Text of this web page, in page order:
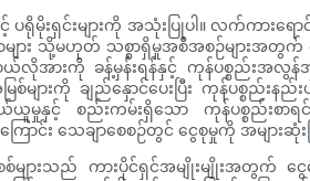
ပရိုမိုးရှင်းများကို အသုံးပြုပါ။ လက်ကားရ
း သို့မဟုတ် သစ္စာရှိမှုအစီအစဉ်များအတွက် စ
လိုအားကို ခန့်မှန်းရန်နှင့် ကုန်ပစ္စည်းအလွ
များကို ချည်နှောင်ပေးပြီး ကုန်ပစ္စည်း
ယ်ယူမှုနှင့် စည်းကမ်းရှိသော ကုန်ပစ္စည်းစာရ
င်း သေချာစေစဉ်တွင် ငွေစုမှုကို အများဆုံး
များသည် ကားပိုင်ရှင်အမျိုးမျိုးအတွက် ငွ